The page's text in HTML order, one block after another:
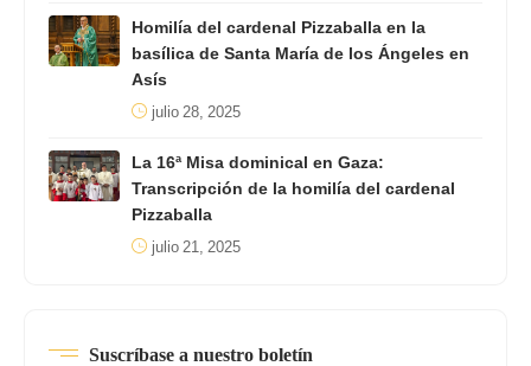
Homilía del cardenal Pizzaballa en la
basílica de Santa María de los Ángeles en
Asís
julio 28, 2025
La 16ª Misa dominical en Gaza:
Transcripción de la homilía del cardenal
Pizzaballa
julio 21, 2025
Suscríbase a nuestro boletín